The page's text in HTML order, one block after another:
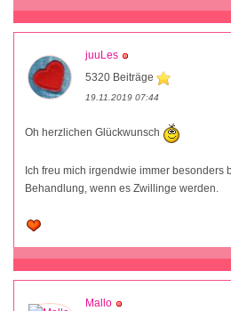
juuLes
5320 Beiträge
19.11.2019 07:44
Oh herzlichen Glückwunsch
Ich freu mich irgendwie immer besonders
Behandlung, wenn es Zwillinge werden.
Mallo